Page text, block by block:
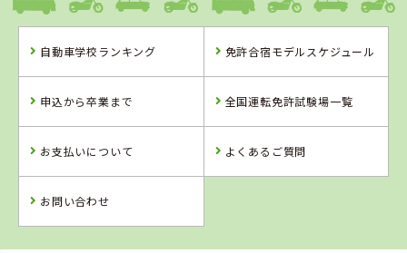
詳 細 予 約
バーズスクール
予 約
自動車学校ランキング 免許合宿モデルスケジュール
申込から卒業まで 全国運転免許試験場一覧
お支払いについて よくあるご質問
お問い合わせ